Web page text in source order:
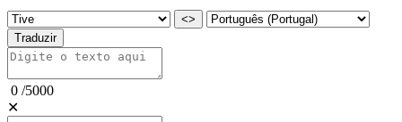
<>
Traduzir
0 /5000
✕